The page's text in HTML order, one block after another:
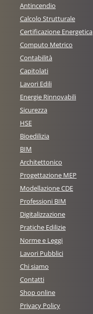
Antincendio
Calcolo Strutturale
Certificazione Energetica
Computo Metrico
Contabilità
Capitolati
Lavori Edili
Energie Rinnovabili
Sicurezza
HSE
Bioedilizia
BIM
Architettonico
Progettazione MEP
Modellazione CDE
Professioni BIM
Digitalizzazione
Pratiche Edilizie
Norme e Leggi
Lavori Pubblici
Chi siamo
Contatti
Shop online
Privacy Policy